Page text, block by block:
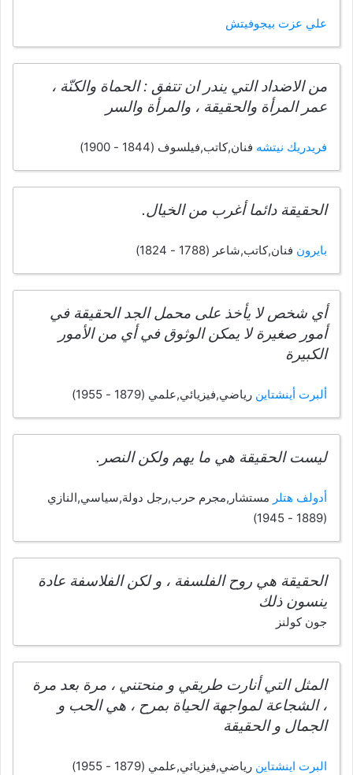
علي عزت بيجوفيتش
من الاضداد التي يندر ان تتفق : الحماة والكنّة ،
عمر المرأة والحقيقة ، والمرأة والسر
فريدريك نيتشه فنان,كاتب,فيلسوف (1844 - 1900)
الحقيقة دائما أغرب من الخيال.
بايرون فنان,كاتب,شاعر (1788 - 1824)
أي شخص لا يأخذ على محمل الجد الحقيقة في
أمور صغيرة لا يمكن الوثوق في أي من الأمور
الكبيرة
ألبرت أينشتاين رياضي,فيزيائي,علمي (1879 - 1955)
ليست الحقيقة هي ما يهم ولكن النصر.
أدولف هتلر مستشار,مجرم حرب,رجل دولة,سياسي,النازي
(1889 - 1945)
الحقيقة هي روح الفلسفة ، و لكن الفلاسفة عادة
ينسون ذلك
جون كولنز
المثل التي أنارت طريقي و منحتني ، مرة بعد مرة
، الشجاعة لمواجهة الحياة بمرح ، هي الحب و
الجمال و الحقيقة
البرت اينشتاين رياضي,فيزيائي,علمي (1879 - 1955)